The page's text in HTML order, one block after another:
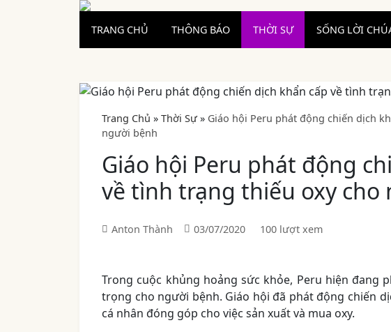
TRANG CHỦ THÔNG BÁO THỜI SỰ SỐNG LỜI
Trang Chủ » Thời Sự » Giáo hội Peru phát động chiến dịch
người bệnh
Giáo hội Peru phát động
về tình trạng thiếu oxy cho
Anton Thành 03/07/2020 100 lượt xem
Trong cuộc khủng hoảng sức khỏe, Peru hiện đang
trọng cho người bệnh. Giáo hội đã phát động chiến
cá nhân đóng góp cho việc sản xuất và mua oxy.